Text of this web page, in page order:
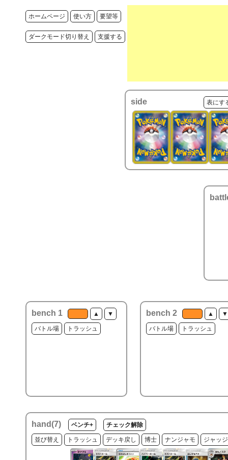
ホームページ 使い方 要望等
ダークモード切り替え 支援する
side 表にす
bench 1 ▲ ▼
バトル場 トラッシュ
bench 2 ▲ ▼
バトル場 トラッシュ
hand(7) ベンチ+ チェック解除
並び替え トラッシュ デッキ戻し 博士 ナンジャモ ジャッ